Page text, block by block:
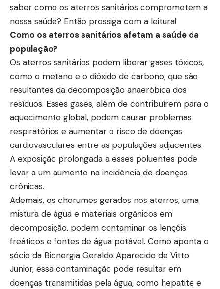
saber como os aterros sanitários comprometem a
nossa saúde? Então prossiga com a leitura!
Como os aterros sanitários afetam a saúde da
população?
Os aterros sanitários podem liberar gases tóxicos,
como o metano e o dióxido de carbono, que são
resultantes da decomposição anaeróbica dos
resíduos. Esses gases, além de contribuírem para o
aquecimento global, podem causar problemas
respiratórios e aumentar o risco de doenças
cardiovasculares entre as populações adjacentes.
A exposição prolongada a esses poluentes pode
levar a um aumento na incidência de doenças
crônicas.
Ademais, os chorumes gerados nos aterros, uma
mistura de água e materiais orgânicos em
decomposição, podem contaminar os lençóis
freáticos e fontes de água potável. Como aponta o
sócio da Bionergia Geraldo Aparecido de Vitto
Junior, essa contaminação pode resultar em
doenças transmitidas pela água, como hepatite e